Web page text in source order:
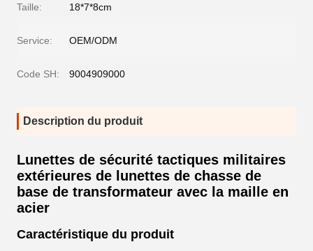
Taille: 18*7*8cm
Service: OEM/ODM
Code SH: 9004909000
Description du produit
Lunettes de sécurité tactiques militaires
extérieures de lunettes de chasse de
base de transformateur avec la maille en
acier
Caractéristique du produit